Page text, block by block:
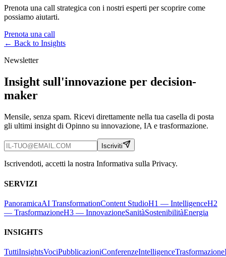
Prenota una call strategica con i nostri esperti per scoprire come
possiamo aiutarti.
Prenota una call
← Back to Insights
Newsletter
Insight sull'innovazione per decision-
maker
Mensile, senza spam. Ricevi direttamente nella tua casella di posta
gli ultimi insight di Opinno su innovazione, IA e trasformazione.
Iscriviti
Iscrivendoti, accetti la nostra Informativa sulla Privacy.
SERVIZI
PanoramicaAI TransformationContent StudioH1 — IntelligenceH2
— TrasformazioneH3 — InnovazioneSanitàSostenibilitàEnergia
INSIGHTS
TuttiInsightsVociPubblicazioniConferenzeIntelligenceTrasformazione